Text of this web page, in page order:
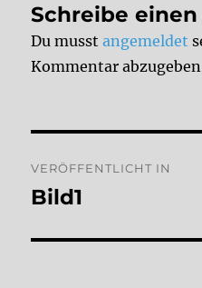
Schreibe
Du musstangemeldet
Kommentar
VERÖFFENTLICHT IN
Bild1